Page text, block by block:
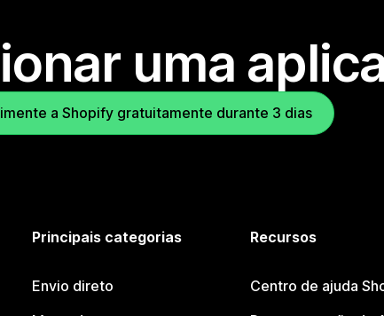
uma
a Shopify gratuitamente durante 3 dias
Principais categorias
Envio direto
Recursos
Centro de ajuda